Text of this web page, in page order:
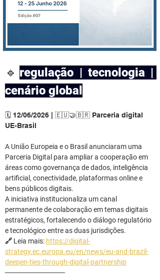
🔹 regulação | tecnologia |
cenário global
🗓️ 12/06/2026 | 🇪🇺🤝🇧🇷 Parceria digital
UE-Brasil
A União Europeia e o Brasil anunciaram uma
Parceria Digital para ampliar a cooperação em
áreas como governança de dados, inteligência
artificial, conectividade, plataformas online e
bens públicos digitais.
A iniciativa institucionaliza um canal
permanente de colaboração em temas digitais
estratégicos, fortalecendo o diálogo regulatório
e tecnológico entre as duas jurisdições.
🔗 Leia mais: https://digital-
strategy.ec.europa.eu/en/news/eu-and-brazil-
deepen-ties-through-digital-partnership
────────────